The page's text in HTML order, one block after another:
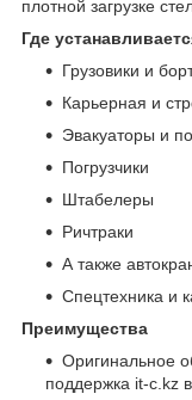
плотной загрузке
Где
Грузовики и
Карьерная и
Эвакуаторы и
Погрузчики
Штабелеры
Ричтраки
А также
Спецтехника и
Преимущества
Оригинальное
поддержка it-c.kz